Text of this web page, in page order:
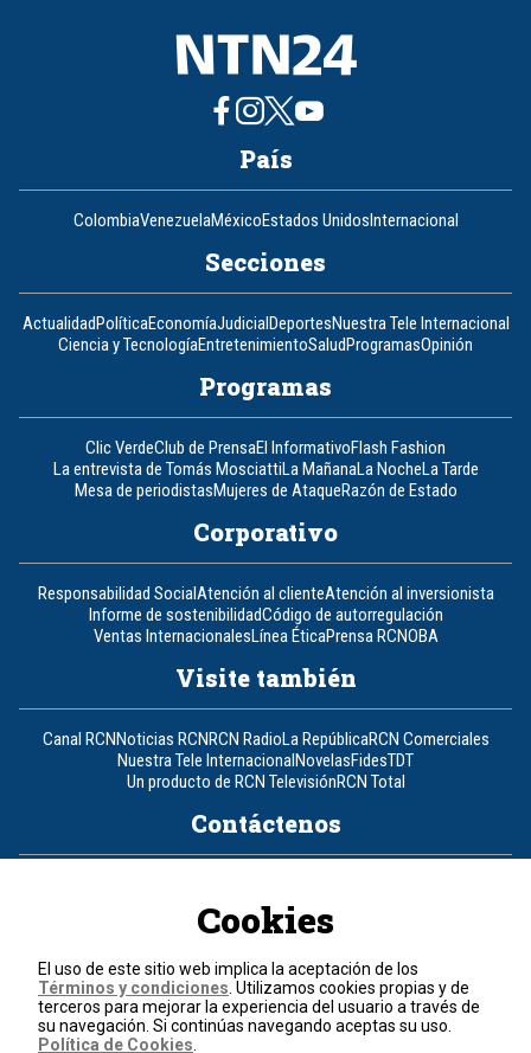
País
ColombiaVenezuelaMéxicoEstados UnidosInternacional
Secciones
ActualidadPolíticaEconomíaJudicialDeportesNuestra Tele Internacional
Ciencia y TecnologíaEntretenimientoSaludProgramasOpinión
Programas
Clic VerdeClub de PrensaEl InformativoFlash Fashion
La entrevista de Tomás MosciattiLa MañanaLa NocheLa Tarde
Mesa de periodistasMujeres de AtaqueRazón de Estado
Corporativo
Responsabilidad SocialAtención al clienteAtención al inversionista
Informe de sostenibilidadCódigo de autorregulación
Ventas InternacionalesLínea ÉticaPrensa RCNOBA
Visite también
Canal RCNNoticias RCNRCN RadioLa RepúblicaRCN Comerciales
Nuestra Tele InternacionalNovelasFidesTDT
Un producto de RCN TelevisiónRCN Total
Contáctenos
Política de cookies
Términos y condiciones
© 2026, RCN Medios.
Todos los derechos reservados.
Cookies
El uso de este sitio web implica la aceptación de los
Términos y condiciones . Utilizamos cookies propias y de
terceros para mejorar la experiencia del usuario a través de
su navegación. Si continúas navegando aceptas su uso.
Política de Cookies